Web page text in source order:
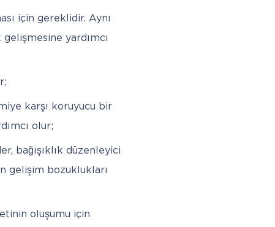
için gereklidir. Aynı
yardımcı
karşı koruyucu bir
olur;
bağışıklık düzenleyici
gelişim bozuklukları
oluşumu için